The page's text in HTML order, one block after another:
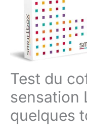
Test du
sensation
quelques